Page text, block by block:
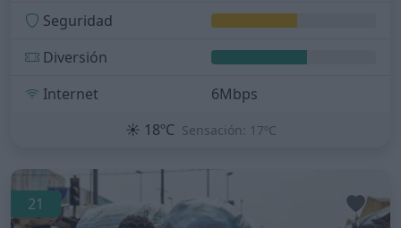
Seguridad
Diversión
Internet
6Mbps
☀️ 18ºC Sensación: 17ºC
21